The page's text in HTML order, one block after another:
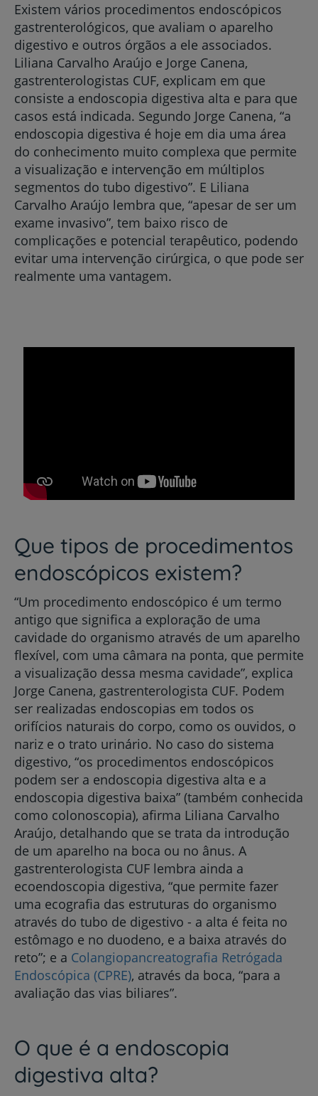
Existem vários procedimentos endoscópicos
gastrenterológicos, que avaliam o aparelho
digestivo e outros órgãos a ele associados.
Liliana Carvalho Araújo e Jorge Canena,
gastrenterologistas CUF, explicam em que
consiste a endoscopia digestiva alta e para que
casos está indicada. Segundo Jorge Canena, “a
endoscopia digestiva é hoje em dia uma área
do conhecimento muito complexa que permite
a visualização e intervenção em múltiplos
segmentos do tubo digestivo”. E Liliana
Carvalho Araújo lembra que, “apesar de ser um
exame invasivo”, tem baixo risco de
complicações e potencial terapêutico, podendo
evitar uma intervenção cirúrgica, o que pode ser
realmente uma vantagem.
Que tipos de procedimentos
endoscópicos existem?
“Um procedimento endoscópico é um termo
antigo que significa a exploração de uma
cavidade do organismo através de um aparelho
flexível, com uma câmara na ponta, que permite
a visualização dessa mesma cavidade”, explica
Jorge Canena, gastrenterologista CUF. Podem
ser realizadas endoscopias em todos os
orifícios naturais do corpo, como os ouvidos, o
nariz e o trato urinário. No caso do sistema
digestivo, “os procedimentos endoscópicos
podem ser a endoscopia digestiva alta e a
endoscopia digestiva baixa” (também conhecida
como colonoscopia), afirma Liliana Carvalho
Araújo, detalhando que se trata da introdução
de um aparelho na boca ou no ânus. A
gastrenterologista CUF lembra ainda a
ecoendoscopia digestiva, “que permite fazer
uma ecografia das estruturas do organismo
através do tubo de digestivo - a alta é feita no
estômago e no duodeno, e a baixa através do
reto”; e a Colangiopancreatografia Retrógada
Endoscópica (CPRE), através da boca, “para a
avaliação das vias biliares”.
O que é a endoscopia
digestiva alta?